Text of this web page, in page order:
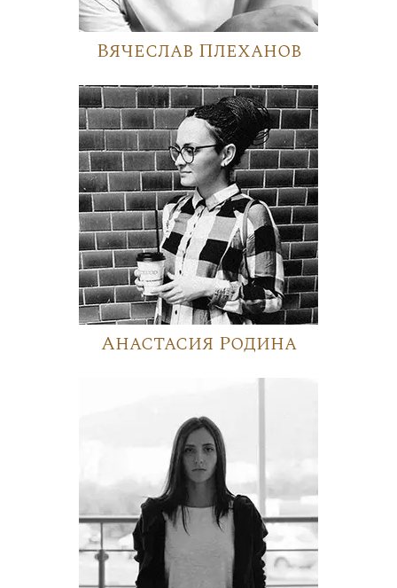
Вячеслав Плеханов
Анастасия Родина